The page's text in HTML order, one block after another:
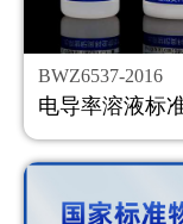
BWZ6537-2016
电导率溶液标
会员中心
联系我们
返回主页